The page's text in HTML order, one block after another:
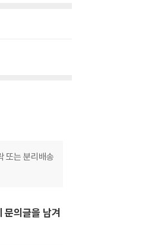
또는 분리배송
의글을 남겨